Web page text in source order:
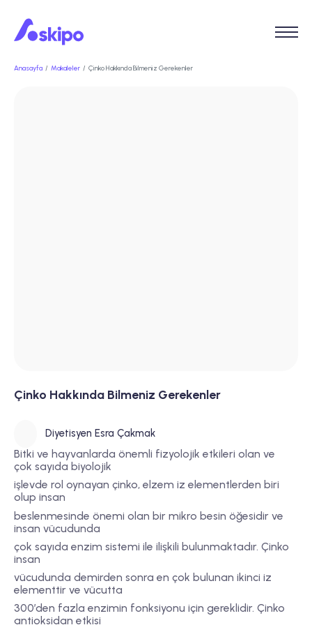
Anasayfa Makaleler Çinko Hakkında Bilmeniz Gerekenler
Çinko Hakkında Bilmeniz Gerekenler
Diyetisyen Esra Çakmak
Bitki ve hayvanlarda önemli fizyolojik etkileri olan ve
çok sayıda biyolojik
işlevde rol oynayan çinko, elzem iz elementlerden biri
olup insan
beslenmesinde önemi olan bir mikro besin öğesidir ve
insan vücudunda
çok sayıda enzim sistemi ile ilişkili bulunmaktadır. Çinko
insan
vücudunda demirden sonra en çok bulunan ikinci iz
elementtir ve vücutta
300’den fazla enzimin fonksiyonu için gereklidir. Çinko
antioksidan etkisi